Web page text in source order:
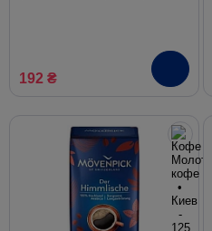
192 ₴